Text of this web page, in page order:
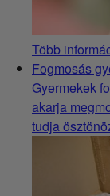
Több
Fogmosás
Gyermekek
akarja
tudja